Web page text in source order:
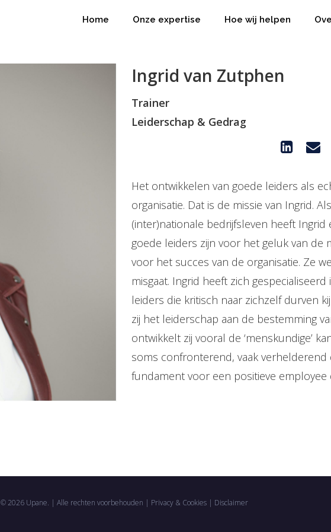
Home Onze expertise Hoe wij helpen
Ingrid van Zutphen
Trainer
Leiderschap & Gedrag
Het ontwikkelen van goede leiders als
organisatie. Dat is de missie van Ingrid.
(inter)nationale bedrijfsleven heeft
goede leiders zijn voor het geluk van de
voor het succes van de organisatie. Ze
misgaat. Ingrid heeft zich
leiders die kritisch naar zichzelf durven
zij het leiderschap aan de bestemming
ontwikkelt zij vooral de ‘menskundige’
soms confronterend, vaak
fundament voor een positieve employee
© 2026 Upane. | Alle rechten voorbehouden | Privacy & Cookies| Disclaimer